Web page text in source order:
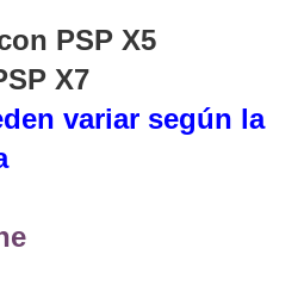
PSP X5
X7
variar según la